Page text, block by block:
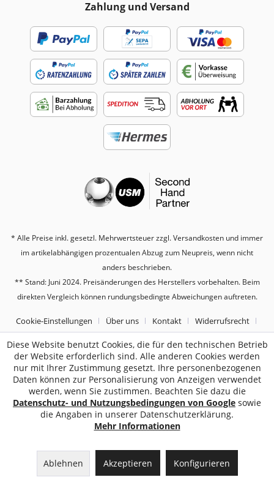
Zahlung und Versand
* Alle Preise inkl. gesetzl. Mehrwertsteuer zzgl.Versandkosten und immer
im artikelabhängigen prozentualen Abzug zum Neupreis, wenn nicht
anders beschrieben.
** Stand: Juni 2024. Preisänderungen des Herstellers vorbehalten. Beim
direkten Vergleich können rundungsbedingte Abweichungen auftreten.
Cookie-Einstellungen Über uns Kontakt
Widerrufsrecht
Datenschutz
AGB Impressum
Sebworld
Bewertungen auf ProvenExpert.com
Diese Website benutzt Cookies, die für den technischen Betrieb
der Website erforderlich sind. Alle anderen Cookies werden
nur mit Ihrer Zustimmung gesetzt. Ihre personenbezogenen
Daten können zur Personalisierung von Anzeigen verwendet
werden, wenn Sie zustimmen. Beachten Sie dazu die
Datenschutz- und Nutzungsbedingungen von Google sowie
die Angaben in unserer Datenschutzerklärung.
Mehr Informationen
Ablehnen Akzeptieren Konfigurieren